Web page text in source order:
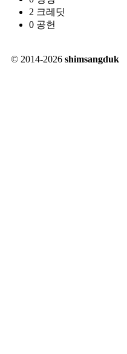
2 크레딧
0 공헌
© 2014-2026 shimsangduk